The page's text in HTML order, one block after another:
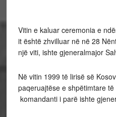
Vitin e kaluar ceremonia e
it është zhvilluar në në 28
një viti, ishte gjeneralmajor
Në vitin 1999 të lirisë së
paqeruajtëse e shpëtimtare të
komandanti i parë ishte